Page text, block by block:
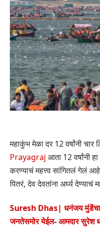
महाकुंभ मेळा दर 12 वर्षांनी चार
Prayagraj आता 12 वर्षांनी
करण्याचं महत्त्व सांगितलं गेलं
पितरं, देव देवतांना अर्घ्य
Suresh Dhas| धनंजय
जनतेसमोर येईल- आमदार सुरेश